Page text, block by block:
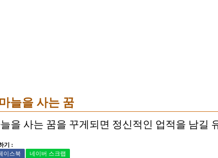
늘을 사는 꿈
을 사는 꿈을 꾸게되면 정신적인 업적을 남길
기 :
이스북 네이버 스크랩